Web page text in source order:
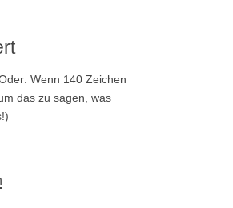
Wenn 140 Zeichen
das zu sagen, was